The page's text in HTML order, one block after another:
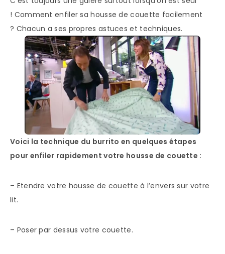
! Comment enfiler sa housse de couette facilement
? Chacun a ses propres astuces et techniques.
Voici la technique du burrito en quelques étapes
pour enfiler rapidement votre housse de couette :
– Etendre votre housse de couette à l’envers sur votre
lit.
– Poser par dessus votre couette.